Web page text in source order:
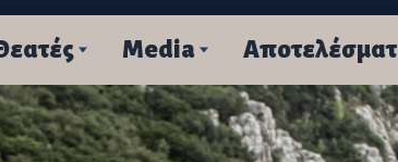
Media